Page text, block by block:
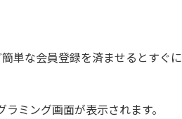
単な会員登録を済ませるとすぐに
ミング画面が表示されます。